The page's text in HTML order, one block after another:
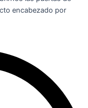
encabezado por